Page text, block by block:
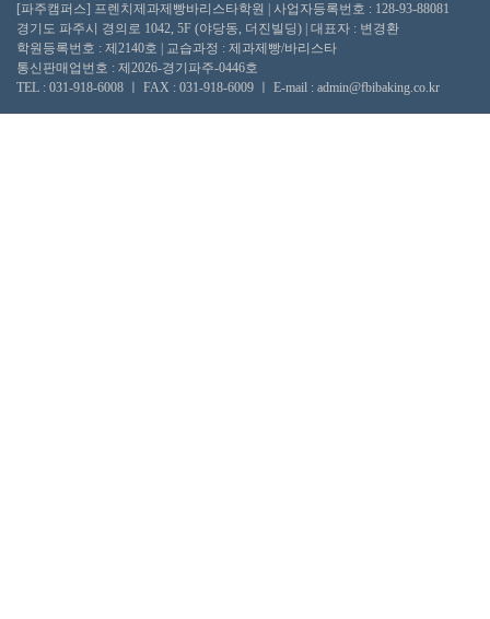
[파주캠퍼스] 프렌치제과제빵바리스타학원 | 사업자등록번호 : 128-93-88081
경기도 파주시 경의로 1042, 5F (야당동, 더진빌딩) | 대표자 : 변경환
학원등록번호 : 제2140호 | 교습과정 : 제과제빵/바리스타
통신판매업번호 : 제2026-경기파주-0446호
TEL : 031-918-6008 ㅣ FAX : 031-918-6009 ㅣ E-mail : admin@fbibaking.co.kr